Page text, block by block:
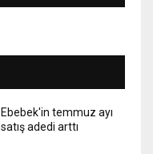
Ebebek'in temmuz ayı
satış adedi arttı